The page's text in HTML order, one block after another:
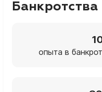
опыта в